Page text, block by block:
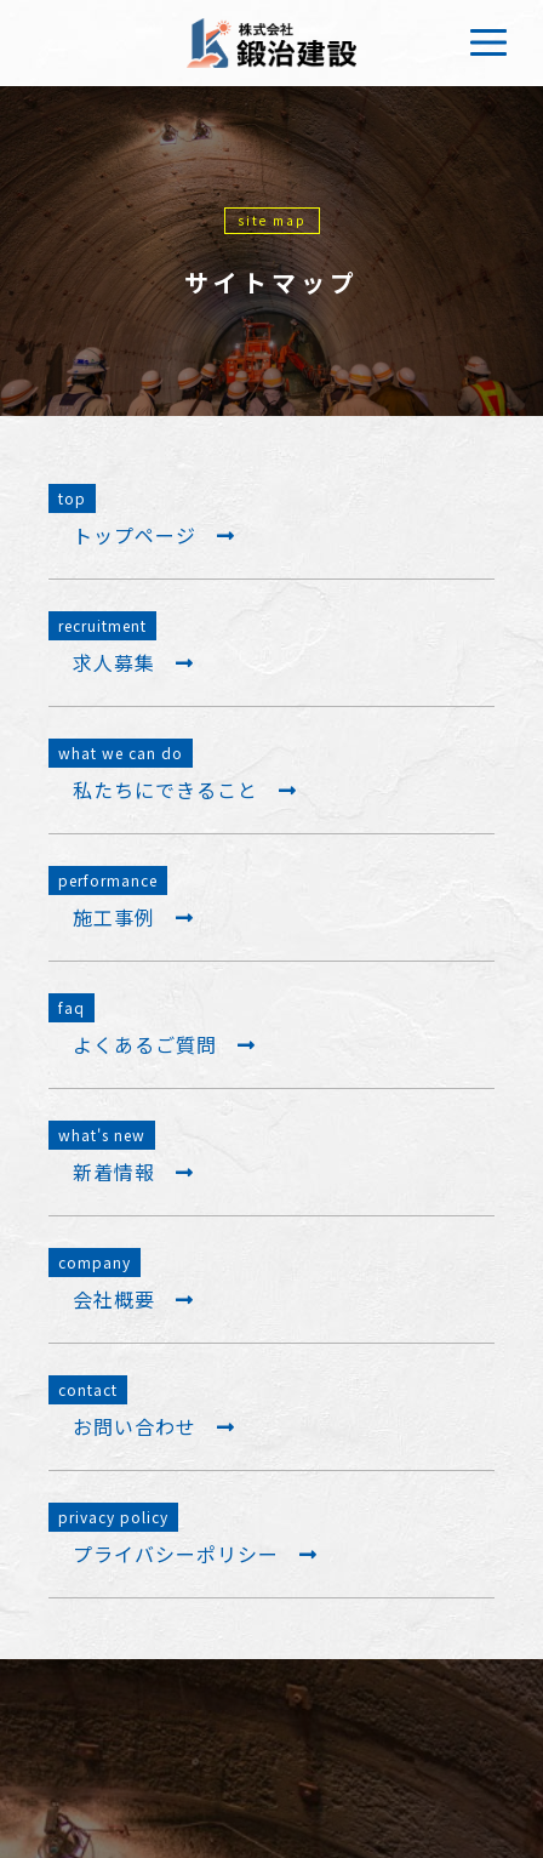
site map
サイトマップ
top
トップページ
recruitment
求人募集
what we can do
私たちにできること
performance
施工事例
faq
よくあるご質問
what's new
新着情報
company
会社概要
contact
お問い合わせ
privacy policy
プライバシーポリシー